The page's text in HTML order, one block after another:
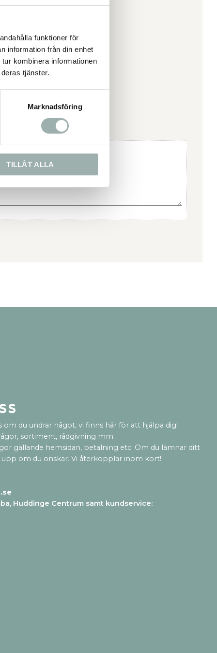
funktioner för
information från din enhet
kombinera informationen
tjänster.
Marknadsföring
TILLÅT ALLA
du undrar något, vi finns här för att hjälpa dig!
sortiment, rådgivning mm.
gällande hemsidan, betalning etc. Om du lämnar ditt
om du önskar. Vi återkopplar inom kort!
Huddinge Centrum samt kundservice: